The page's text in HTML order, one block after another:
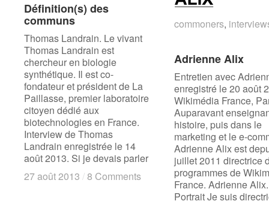
Définition(s) des
communs
Thomas Landrain. Le vivant
Thomas Landrain est
chercheur en biologie
synthétique. Il est co-
fondateur et président de La
Paillasse, premier laboratoire
citoyen dédié aux
biotechnologies en France.
Interview de Thomas
Landrain enregistrée le 14
août 2013. Si je devais parler
27 août 2013 /8 Comments
Définition(s) des
communs
27 août 2013 /8 Comments
commoners,
Adrienne Alix
Entretien avec
enregistré le 20 août
Wikimédia France,
Auparavant
histoire, puis dans le
marketing et le e-
Adrienne Alix est
juillet 2011 directrice
programmes de
France. Adrienne Alix.
Portrait Je suis
commoners
Adrienne Alix